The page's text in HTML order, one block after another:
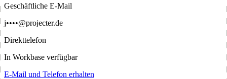
Geschäftliche E-Mail
j••••@projecter.de
Direkttelefon
In Workbase verfügbar
E-Mail und Telefon erhalten